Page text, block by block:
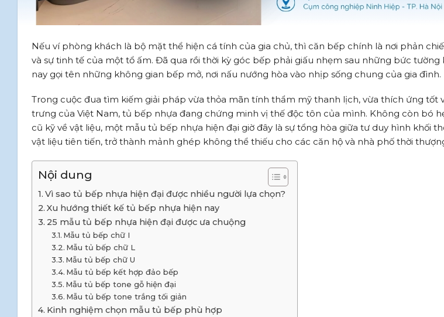
Nếu ví phòng khách là bộ mặt thể hiện cá tính của gia chủ, thì căn bếp chính là nơi phản
và sự tinh tế của một tổ ấm. Đã qua rồi thời kỳ góc bếp phải giấu nhẹm sau những bức tường
nay gọi tên những không gian bếp mở, nơi nấu nướng hòa vào nhịp sống chung của gia đình.
Trong cuộc đua tìm kiếm giải pháp vừa thỏa mãn tính thẩm mỹ thanh lịch, vừa thích ứng tốt
trưng của Việt Nam, tủ bếp nhựa đang chứng minh vị thế độc tôn của mình. Không còn bó
cũ kỹ về vật liệu, một mẫu tủ bếp nhựa hiện đại giờ đây là sự tổng hòa giữa tư duy hình khối
vật liệu tiên tiến, trở thành mảnh ghép không thể thiếu cho các căn hộ và nhà phố thời
Nội dung
Vì sao tủ bếp nhựa hiện đại được nhiều người lựa chọn?
Xu hướng thiết kế tủ bếp nhựa hiện nay
25 mẫu tủ bếp nhựa hiện đại được ưa chuộng
Mẫu tủ bếp chữ I
Mẫu tủ bếp chữ L
Mẫu tủ bếp chữ U
Mẫu tủ bếp kết hợp đảo bếp
Mẫu tủ bếp tone gỗ hiện đại
Mẫu tủ bếp tone trắng tối giản
Kinh nghiệm chọn mẫu tủ bếp phù hợp